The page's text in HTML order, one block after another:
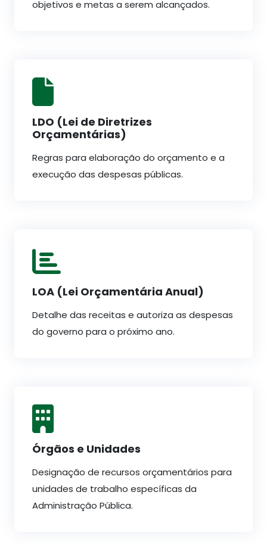
objetivos e metas a serem alcançados.
LDO (Lei de Diretrizes
Orçamentárias)
Regras para elaboração do orçamento e a
execução das despesas públicas.
LOA (Lei Orçamentária Anual)
Detalhe das receitas e autoriza as despesas
do governo para o próximo ano.
Órgãos e Unidades
Designação de recursos orçamentários para
unidades de trabalho específicas da
Administração Pública.